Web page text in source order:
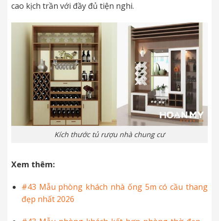
cao kịch trần với đầy đủ tiện nghi.
Kích thước tủ rượu nhà chung cư
Xem thêm:
#43 Mẫu phòng khách nhà ống 5m có cầu thang
đẹp nhất 2026